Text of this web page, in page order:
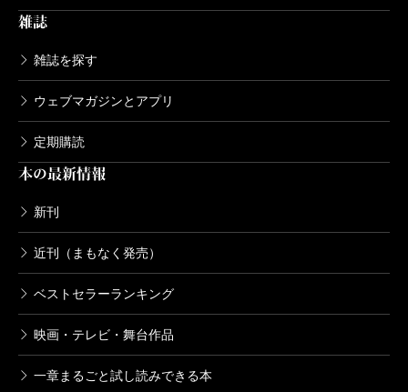
雑誌
雑誌を探す
ウェブマガジンとアプリ
定期購読
本の最新情報
新刊
近刊（まもなく発売）
ベストセラーランキング
映画・テレビ・舞台作品
一章まるごと試し読みできる本